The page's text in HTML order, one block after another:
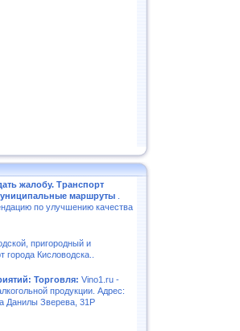
жалобу. Транспорт
маршруты
по улучшению качества
пригородный и
Кисловодска..
Торговля: Vino1.ru -
продукции. Адрес:
Данилы Зверева, 31Р